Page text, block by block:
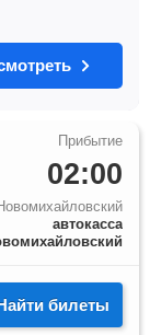
02:00
автокасса
билеты